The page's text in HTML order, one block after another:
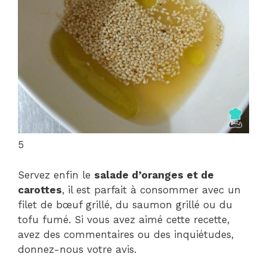
5
Servez enfin le salade d’oranges et de
carottes, il est parfait à consommer avec un
filet de bœuf grillé, du saumon grillé ou du
tofu fumé. Si vous avez aimé cette recette,
avez des commentaires ou des inquiétudes,
donnez-nous votre avis.